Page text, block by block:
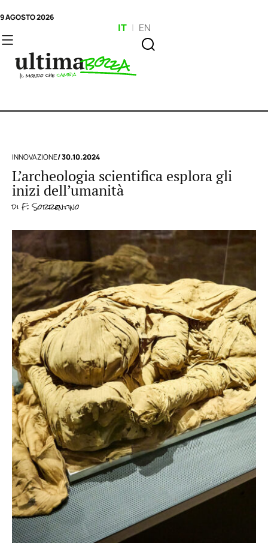
9 AGOSTO 2026
IT | EN
INNOVAZIONE/ 30.10.2024
L’archeologia scientifica esplora gli
inizi dell’umanità
di F. Sorrentino